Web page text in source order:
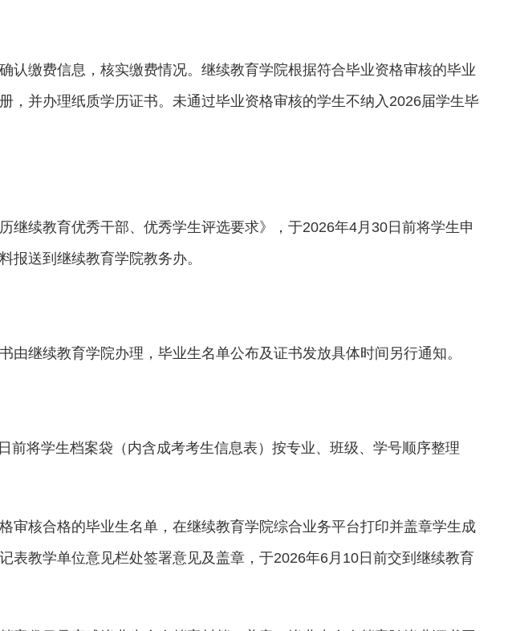
认缴费信息，核实缴费情况。继续教育学院根据符合毕业资格审核的毕业
，并办理纸质学历证书。未通过毕业资格审核的学生不纳入2026届学生毕
继续教育优秀干部、优秀学生评选要求》，于2026年4月30日前将学生申
报送到继续教育学院教务办。
由继续教育学院办理，毕业生名单公布及证书发放具体时间另行通知。
前将学生档案袋（内含成考考生信息表）按专业、班级、学号顺序整理
审核合格的毕业生名单，在继续教育学院综合业务平台打印并盖章学生成
表教学单位意见栏处签署意见及盖章，于2026年6月10日前交到继续教育